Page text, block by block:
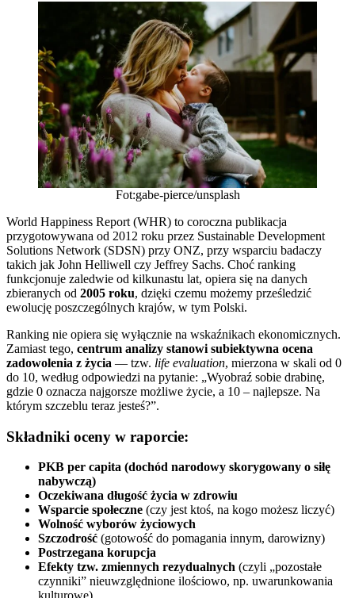
Fot:gabe-pierce/unsplash
World Happiness Report (WHR) to coroczna publikacja
przygotowywana od 2012 roku przez Sustainable Development
Solutions Network (SDSN) przy ONZ, przy wsparciu badaczy
takich jak John Helliwell czy Jeffrey Sachs. Choć ranking
funkcjonuje zaledwie od kilkunastu lat, opiera się na danych
zbieranych od 2005 roku, dzięki czemu możemy prześledzić
ewolucję poszczególnych krajów, w tym Polski.
Ranking nie opiera się wyłącznie na wskaźnikach ekonomicznych.
Zamiast tego, centrum analizy stanowi subiektywna ocena
zadowolenia z życia — tzw. life evaluation, mierzona w skali od 0
do 10, według odpowiedzi na pytanie: „Wyobraź sobie drabinę,
gdzie 0 oznacza najgorsze możliwe życie, a 10 – najlepsze. Na
którym szczeblu teraz jesteś?”.
Składniki oceny w raporcie:
PKB per capita (dochód narodowy skorygowany o siłę
nabywczą)
Oczekiwana długość życia w zdrowiu
Wsparcie społeczne (czy jest ktoś, na kogo możesz liczyć)
Wolność wyborów życiowych
Szczodrość (gotowość do pomagania innym, darowizny)
Postrzegana korupcja
Efekty tzw. zmiennych rezydualnych (czyli „pozostałe
czynniki” nieuwzględnione ilościowo, np. uwarunkowania